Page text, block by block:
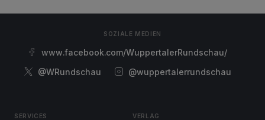
SOZIALE MEDIEN
www.facebook.com/WuppertalerRundschau/
@WRundschau
@wuppertalerrundschau
SERVICES VERLAG